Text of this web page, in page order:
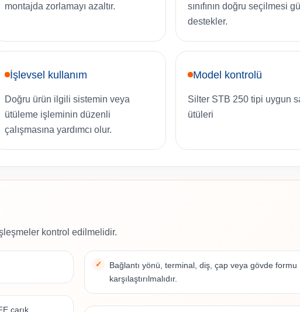
montajda zorlamayı azaltır.
sınıfının doğru seçilmesi
destekler.
İşlevsel kullanım
Doğru ürün ilgili sistemin veya
ütüleme işleminin düzenli
çalışmasına yardımcı olur.
Model kontrolü
Silter STB 250 tipi uygun
ütüleri
kontrol edilmelidir.
çarık.
Bağlantı yönü, terminal, diş, çap veya gövde formu
karşılaştırılmalıdır.